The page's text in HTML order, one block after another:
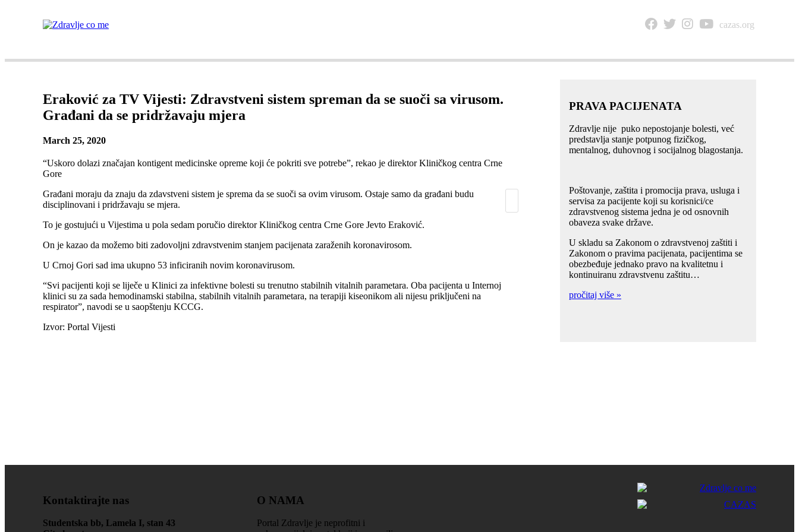
cazas.org
Eraković za TV Vijesti: Zdravstveni sistem spreman da se suoči sa virusom.
Građani da se pridržavaju mjera
March 25, 2020
“Uskoro dolazi značajan kontigent medicinske opreme koji će pokriti sve potrebe”, rekao je direktor Kliničkog centra Crne
Gore
Građani moraju da znaju da zdavstveni sistem je sprema da se suoči sa ovim virusom. Ostaje samo da građani budu
disciplinovani i pridržavaju se mjera.
To je gostujući u Vijestima u pola sedam poručio direktor Kliničkog centra Crne Gore Jevto Eraković.
On je kazao da možemo biti zadovoljni zdravstvenim stanjem pacijenata zaraženih koronavirosom.
U Crnoj Gori sad ima ukupno 53 inficiranih novim koronavirusom.
“Svi pacijenti koji se liječe u Klinici za infektivne bolesti su trenutno stabilnih vitalnih parametara. Oba pacijenta u Internoj
klinici su za sada hemodinamski stabilna, stabilnih vitalnih parametara, na terapiji kiseonikom ali nijesu priključeni na
respirator”, navodi se u saopštenju KCCG.
Izvor: Portal Vijesti
PRAVA PACIJENATA
Zdravlje nije puko nepostojanje bolesti, već
predstavlja stanje potpunog fizičkog,
mentalnog, duhovnog i socijalnog blagostanja.
Poštovanje, zaštita i promocija prava, usluga i
servisa za pacijente koji su korisnici/ce
zdravstvenog sistema jedna je od osnovnih
obaveza svake države.
U skladu sa Zakonom o zdravstvenoj zaštiti i
Zakonom o pravima pacijenata, pacijentima se
obezbeđuje jednako pravo na kvalitetnu i
kontinuiranu zdravstvenu zaštitu…
pročitaj više »
Kontaktirajte nas
Studentska bb, Lamela I, stan 43
O NAMA
Portal Zdravlje je neprofitni i